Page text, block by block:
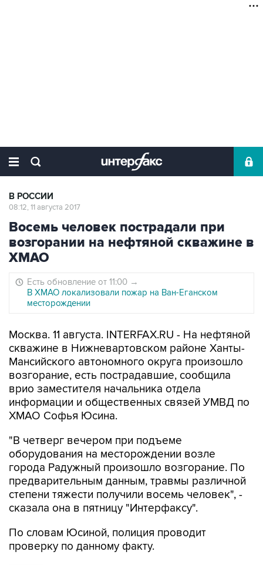
В РОССИИ
08:12, 11 августа 2017
Восемь человек пострадали при
возгорании на нефтяной скважине в
ХМАО
Есть обновление от 11:00 →
В ХМАО локализовали пожар на Ван-Еганском
месторождении
Москва. 11 августа. INTERFAX.RU - На нефтяной
скважине в Нижневартовском районе Ханты-
Мансийского автономного округа произошло
возгорание, есть пострадавшие, сообщила
врио заместителя начальника отдела
информации и общественных связей УМВД по
ХМАО Софья Юсина.
"В четверг вечером при подъеме
оборудования на месторождении возле
города Радужный произошло возгорание. По
предварительным данным, травмы различной
степени тяжести получили восемь человек", -
сказала она в пятницу "Интерфаксу".
По словам Юсиной, полиция проводит
проверку по данному факту.